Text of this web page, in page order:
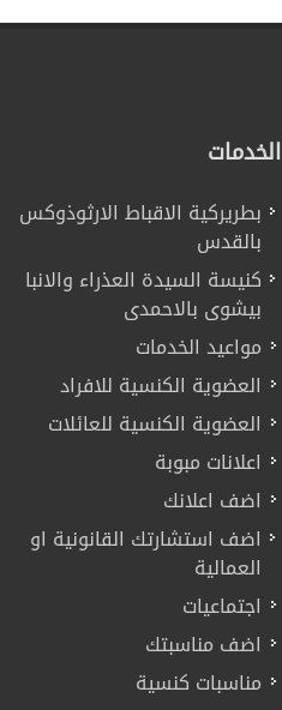
الخدمات
بطريركية الاقباط الارثوذوكس
بالقدس
كنيسة السيدة العذراء والانبا
بيشوى بالاحمدى
مواعيد الخدمات
العضوية الكنسية للافراد
العضوية الكنسية للعائلات
اعلانات مبوبة
اضف اعلانك
اضف استشارتك القانونية او
العمالية
اجتماعيات
اضف مناسبتك
مناسبات كنسية